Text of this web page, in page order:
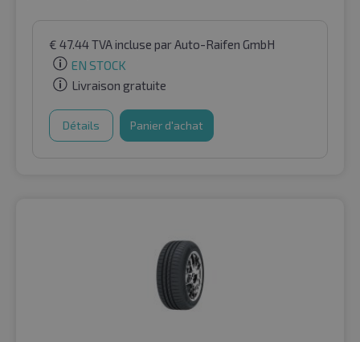
€ 47.44TVA incluse par Auto-Raifen GmbH
EN STOCK
Livraison gratuite
Détails Panier d'achat